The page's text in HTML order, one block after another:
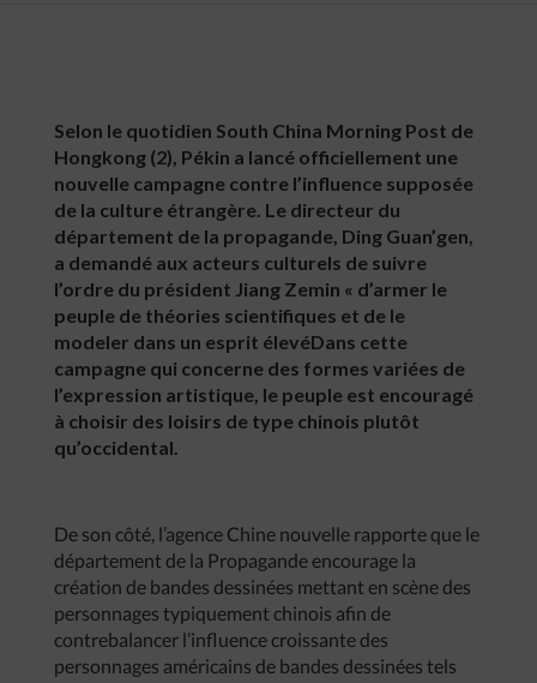
Selon le quotidien South China Morning Post de
Hongkong (2), Pékin a lancé officiellement une
nouvelle campagne contre l’influence supposée
de la culture étrangère. Le directeur du
département de la propagande, Ding Guan’gen,
a demandé aux acteurs culturels de suivre
l’ordre du président Jiang Zemin « d’armer le
peuple de théories scientifiques et de le
modeler dans un esprit élevéDans cette
campagne qui concerne des formes variées de
l’expression artistique, le peuple est encouragé
à choisir des loisirs de type chinois plutôt
qu’occidental.
De son côté, l’agence Chine nouvelle rapporte que le
département de la Propagande encourage la
création de bandes dessinées mettant en scène des
personnages typiquement chinois afin de
contrebalancer l’influence croissante des
personnages américains de bandes dessinées tels